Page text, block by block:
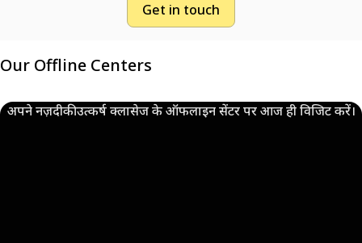
Get in touch
Our Offline Centers
अपने नज़दीकी उत्कर्ष क्लासेज के ऑफलाइन सेंटर पर आज ही विजिट करें।